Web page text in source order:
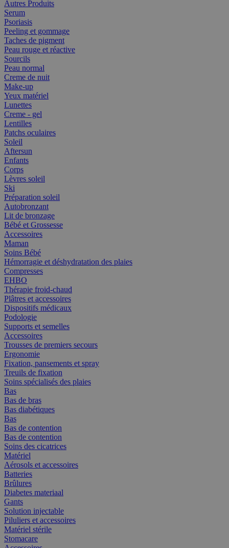
Autres Produits
Serum
Psoriasis
Peeling et gommage
Taches de pigment
Peau rouge et réactive
Sourcils
Peau normal
Creme de nuit
Make-up
Yeux matériel
Lunettes
Creme - gel
Lentilles
Patchs oculaires
Soleil
Aftersun
Enfants
Corps
Lèvres soleil
Ski
Préparation soleil
Autobronzant
Lit de bronzage
Bébé et Grossesse
Accessoires
Maman
Soins Bébé
Hémorragie et déshydratation des plaies
Compresses
EHBO
Thérapie froid-chaud
Plâtres et accessoires
Dispositifs médicaux
Podologie
Supports et semelles
Accessoires
Trousses de premiers secours
Ergonomie
Fixation, pansements et spray
Treuils de fixation
Soins spécialisés des plaies
Bas
Bas de bras
Bas diabétiques
Bas
Bas de contention
Bas de contention
Soins des cicatrices
Matériel
Aérosols et accessoires
Batteries
Brûlures
Diabetes materiaal
Gants
Solution injectable
Piluliers et accessoires
Matériel stérile
Stomacare